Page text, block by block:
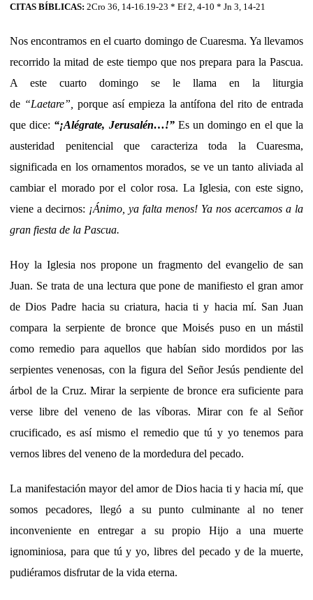
CITAS BÍBLICAS: 2Cro 36, 14-16.19-23 * Ef 2, 4-10 * Jn 3, 14-21
Nos encontramos en el cuarto domingo de Cuaresma. Ya llevamos
recorrido la mitad de este tiempo que nos prepara para la Pascua.
A este cuarto domingo se le llama en la liturgia
de “Laetare”,
porque así empieza la antífona del rito de entrada
que dice: “¡Alégrate, Jerusalén…!” Es un domingo en el que la
austeridad penitencial que caracteriza toda la Cuaresma,
significada en los ornamentos morados, se ve un tanto aliviada al
cambiar el morado por el color rosa. La Iglesia, con este signo,
viene a decirnos: ¡Ánimo, ya falta menos! Ya nos acercamos a la
gran fiesta de la Pascua.
Hoy la Iglesia nos propone un fragmento del evangelio de san
Juan. Se trata de una lectura que pone de manifiesto el gran amor
de Dios Padre hacia su criatura, hacia ti y hacia mí. San Juan
compara la serpiente de bronce que Moisés puso en un mástil
como remedio para aquellos que habían sido mordidos por las
serpientes venenosas, con la figura del Señor Jesús pendiente del
árbol de la Cruz. Mirar la serpiente de bronce era suficiente para
verse libre del veneno de las víboras. Mirar con fe al Señor
crucificado, es así mismo el remedio que tú y yo tenemos para
vernos libres del veneno de la mordedura del pecado.
La manifestación mayor del amor de Dios hacia ti y hacia mí, que
somos pecadores, llegó a su punto culminante al no tener
inconveniente en entregar a su propio Hijo a una muerte
ignominiosa, para que tú y yo, libres del pecado y de la muerte,
pudiéramos disfrutar de la vida eterna.